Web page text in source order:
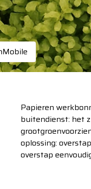
Papieren
buitendienst: het
oplossing:
overstap